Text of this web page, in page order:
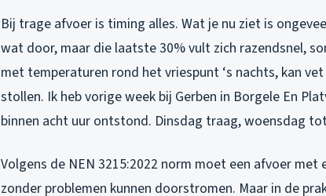
Bij trage afvoer is timing alles. Wat je nu ziet is
wat door, maar die laatste 30% vult zich razendsnel,
met temperaturen rond het vriespunt ‘s nachts, kan
stollen. Ik heb vorige week bij Gerben in Borgele En
binnen acht uur ontstond. Dinsdag traag, woensdag
Volgens de NEN 3215:2022 norm moet een afvoer
zonder problemen kunnen doorstromen. Maar in de